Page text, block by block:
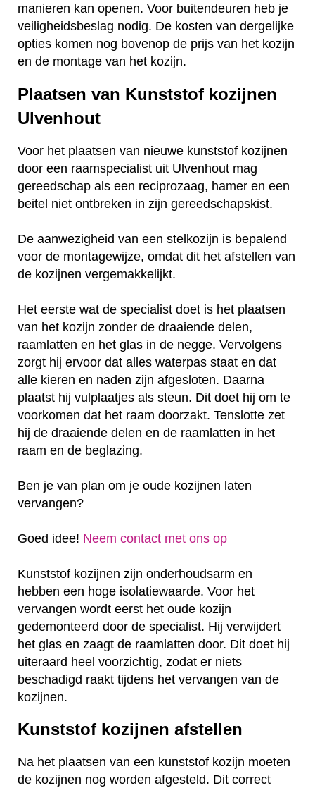
manieren kan openen. Voor buitendeuren heb je
veiligheidsbeslag nodig. De kosten van dergelijke
opties komen nog bovenop de prijs van het kozijn
en de montage van het kozijn.
Plaatsen van Kunststof kozijnen
Ulvenhout
Voor het plaatsen van nieuwe kunststof kozijnen
door een raamspecialist uit Ulvenhout mag
gereedschap als een reciprozaag, hamer en een
beitel niet ontbreken in zijn gereedschapskist.
De aanwezigheid van een stelkozijn is bepalend
voor de montagewijze, omdat dit het afstellen van
de kozijnen vergemakkelijkt.
Het eerste wat de specialist doet is het plaatsen
van het kozijn zonder de draaiende delen,
raamlatten en het glas in de negge. Vervolgens
zorgt hij ervoor dat alles waterpas staat en dat
alle kieren en naden zijn afgesloten. Daarna
plaatst hij vulplaatjes als steun. Dit doet hij om te
voorkomen dat het raam doorzakt. Tenslotte zet
hij de draaiende delen en de raamlatten in het
raam en de beglazing.
Ben je van plan om je oude kozijnen laten
vervangen?
Goed idee! Neem contact met ons op
Kunststof kozijnen zijn onderhoudsarm en
hebben een hoge isolatiewaarde. Voor het
vervangen wordt eerst het oude kozijn
gedemonteerd door de specialist. Hij verwijdert
het glas en zaagt de raamlatten door. Dit doet hij
uiteraard heel voorzichtig, zodat er niets
beschadigd raakt tijdens het vervangen van de
kozijnen.
Kunststof kozijnen afstellen
Na het plaatsen van een kunststof kozijn moeten
de kozijnen nog worden afgesteld. Dit correct